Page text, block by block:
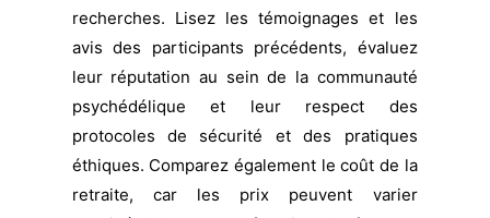
recherches. Lisez les témoignages et les
avis des participants précédents, évaluez
leur réputation au sein de la communauté
psychédélique et leur respect des
protocoles de sécurité et des pratiques
éthiques. Comparez également le coût de la
retraite, car les prix peuvent varier